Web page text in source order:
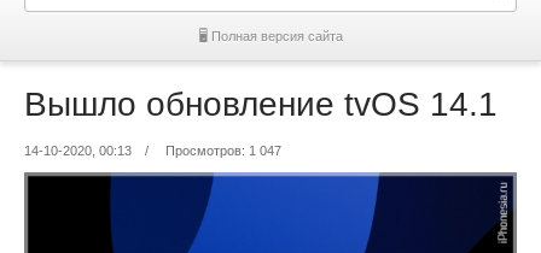
🖥 Полная версия сайта
Вышло обновление tvOS 14.1
14-10-2020, 00:13 / Просмотров: 1 047